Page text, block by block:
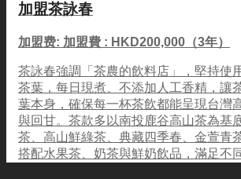
加盟茶詠春
加盟费: 加盟費 : HKD200,000（3年）
茶詠春強調「茶農的飲料店」，堅持使
茶葉，每日現煮、不添加人工香精，讓
葉本身，確保每一杯茶飲都能呈現台灣
與回甘。茶款多以南投鹿谷高山茶為基
茶、高山鮮綠茶、典藏四季春、金萱青
搭配水果茶、奶茶與鮮奶飲品，滿足不